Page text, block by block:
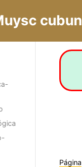
cubun
Página